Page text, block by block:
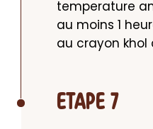
temperature
au moins 1
au crayon khol
ETAPE 7